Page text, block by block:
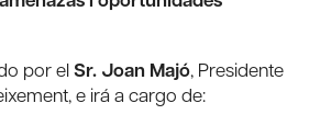
por elSr. Joan Majó, Presidente
e irá a cargo de: